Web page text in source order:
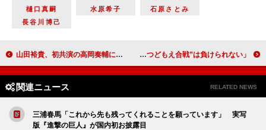
樋口真嗣
水原希子
石原さとみ
長谷川博己
山田裕貴、初共演の高岡奏輔に「緊張」 「たばこを持つ手が震えました」 中島健人、ソロコンで「脱ぎます」宣言 「“セクシー三つどもえ合戦”は負けられない」
関連ニュース RELATED NEWS
三浦春馬「これから先も残ってくれることを願っています」 実写
版『進撃の巨人』が国内初お披露目